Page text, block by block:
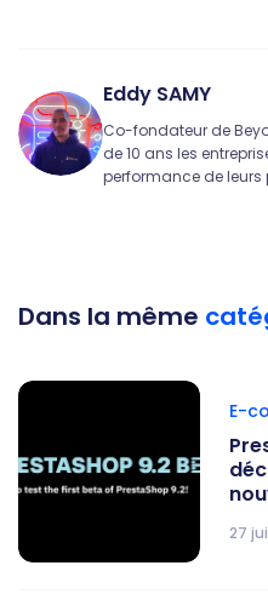
Eddy SAMY
Co-fondateur de
de 10 ans les
performance de leurs
Dans la même
E-
27